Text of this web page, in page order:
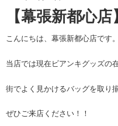
【幕張新都心
こんにちは、幕張新都心店です。
当店では現在ビアンキグッズの
街でよく見かけるバッグを取り
ぜひご来店ください！！